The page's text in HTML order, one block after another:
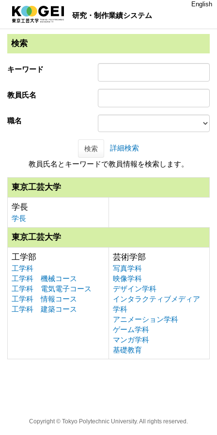
研究・制作業績システム
English
検索
キーワード
教員氏名
職名
検索
詳細検索
教員氏名とキーワードで教員情報を検索します。
東京工芸大学
学長
学長
東京工芸大学
工学部
工学科
工学科 機械コース
工学科 電気電子コース
工学科 情報コース
工学科 建築コース
芸術学部
写真学科
映像学科
デザイン学科
インタラクティブメディア
学科
アニメーション学科
ゲーム学科
マンガ学科
基礎教育
Copyright © Tokyo Polytechnic University. All rights reserved.